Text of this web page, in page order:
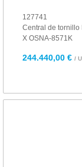
127741
Central de tornillo
X OSNA-8571K
244.440,00 € /